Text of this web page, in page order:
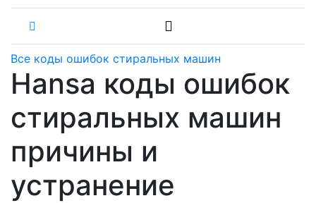
Все коды ошибок стиральных машин
Hansa коды ошибок
стиральных машин
причины и
устранение